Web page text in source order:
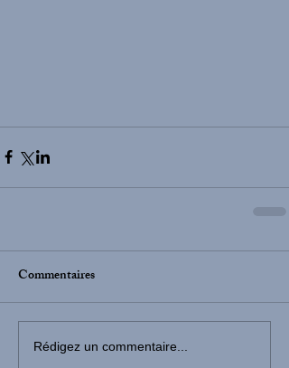
Commentaires
Rédigez un commentaire...